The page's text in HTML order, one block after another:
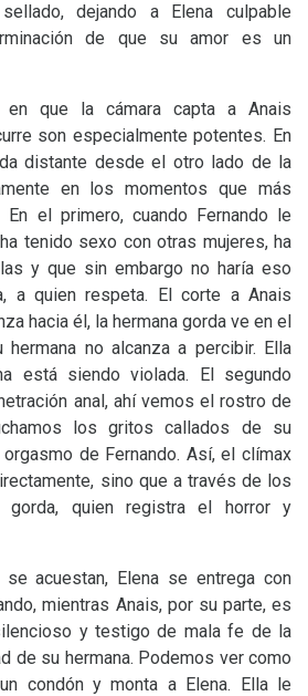
dejando a Elena culpable
de que su amor es un
que la cámara capta a Anais
son especialmente potentes. En
distante desde el otro lado de la
en los momentos que más
En el primero, cuando Fernando le
tenido sexo con otras mujeres, ha
y que sin embargo no haría eso
a quien respeta. El corte a Anais
hacia él, la hermana gorda ve en el
no alcanza a percibir. Ella
está siendo violada. El segundo
anal, ahí vemos el rostro de
los gritos callados de su
de Fernando. Así, el clímax
sino que a través de los
gorda, quien registra el horror y
acuestan, Elena se entrega con
mientras Anais, por su parte, es
y testigo de mala fe de la
de su hermana. Podemos ver como
condón y monta a Elena. Ella le